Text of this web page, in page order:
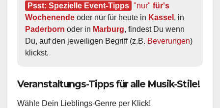
Psst: Spezielle Event-Tipps "nur" für's
Wochenende oder nur für heute in Kassel
Paderborn oder in Marburg, findest Du wenn
Du, auf den jeweiligen Begriff (z.B. Beverungen)
klickst.
Veranstaltungs-Tipps für alle Musik-Stile!
Wähle Dein Lieblings-Genre per Klick!